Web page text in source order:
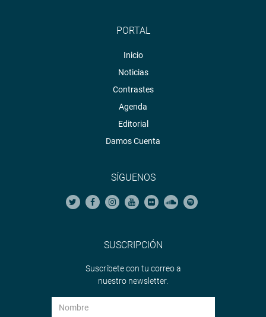
PORTAL
Inicio
Noticias
Contrastes
Agenda
Editorial
Damos Cuenta
SÍGUENOS
SUSCRIPCIÓN
Suscríbete con tu correo a
nuestro newsletter.